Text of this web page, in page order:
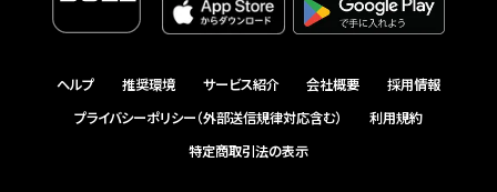
ヘルプ 推奨環境 サービス紹介 会社概要
採用情報
プライバシーポリシー（外部送信規律対応含む）
利用規約
特定商取引法の表示